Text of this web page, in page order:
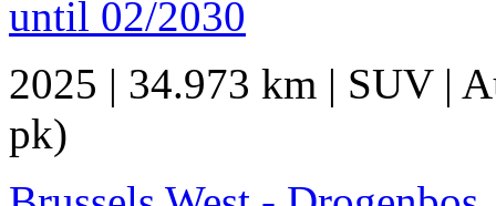
until 02/2030
2025 | 34.973 km | SUV|
pk)